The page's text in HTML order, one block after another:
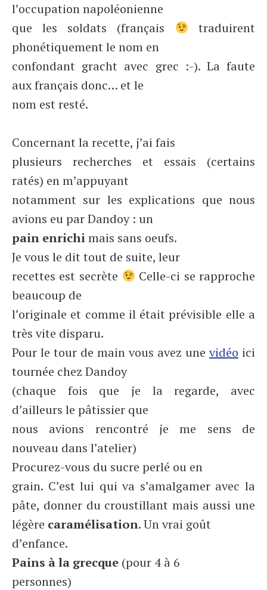
l’occupation napoléonienne
que les soldats (français
traduirent
phonétiquement le nom en
confondant gracht avec grec :-). La faute
aux français donc… et le
nom est resté.
Concernant la recette, j’ai fais
plusieurs recherches et essais (certains
ratés) en m’appuyant
notamment sur les explications que nous
avions eu par Dandoy : un
pain enrichimais sans oeufs.
Je vous le dit tout de suite, leur
recettes est secrète
Celle-ci se rapproche
beaucoup de
l’originale et comme il était prévisible elle a
très vite disparu.
Pour le tour de main vous avez unevidéo ici
tournée chez Dandoy
(chaque fois que je la regarde, avec
d’ailleurs le pâtissier que
nous avions rencontré je me sens de
nouveau dans l’atelier)
Procurez-vous du sucre perlé ou en
grain. C’est lui qui va s’amalgamer avec la
pâte, donner du croustillant mais aussi une
légère caramélisation. Un vrai goût
d’enfance.
Pains à la grecque (pour 4 à 6
personnes)